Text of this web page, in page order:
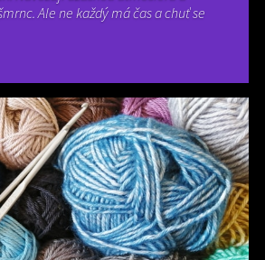
Ale ne každý má čas a chuť se